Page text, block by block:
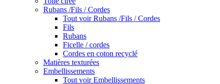
Rubans /Fils / Cordes
Tout voir Rubans /Fils / Cordes
Fils
Rubans
Ficelle / cordes
Cordes en coton recyclé
Matières texturées
Embellissements
Tout voir Embellissements